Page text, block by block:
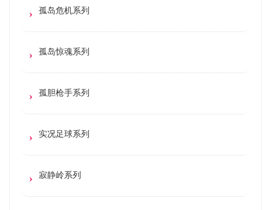
孤岛危机系列
孤岛惊魂系列
孤胆枪手系列
实况足球系列
寂静岭系列